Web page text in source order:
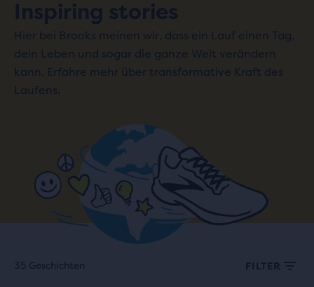
Inspiring stories
Hier bei Brooks meinen wir, dass ein Lauf einen Tag,
dein Leben und sogar die ganze Welt verändern
kann. Erfahre mehr über transformative Kraft des
Laufens.
35 Geschichten FILTER